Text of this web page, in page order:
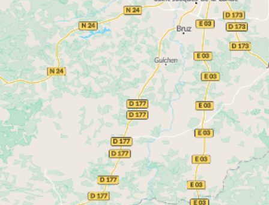
Grâce à la diversité de ses pôles urbains, la Loire-
Atlantique propose des opportunités variées,
adaptées à différents profils d’acquéreurs et
d’investisseurs.
Immobilier neuf à Nantes
Capitale régionale,Nantesconstitue un marché
central et particulièrement attractif. La ville
bénéficie d’un bassin d’emplois solide et d’un
réseau de transports performant. Lesappartements